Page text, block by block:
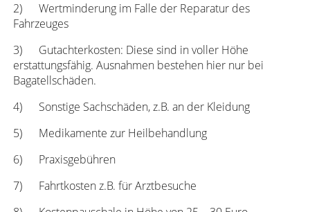
2) Wertminderung im Falle der Reparatur des
Fahrzeuges
3) Gutachterkosten: Diese sind in voller Höhe
erstattungsfähig. Ausnahmen bestehen hier nur bei
Bagatellschäden.
4) Sonstige Sachschäden, z.B. an der Kleidung
5) Medikamente zur Heilbehandlung
6) Praxisgebühren
7) Fahrtkosten z.B. für Arztbesuche